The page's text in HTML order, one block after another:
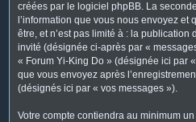
créées par le logiciel phpBB. La
l’information que vous nous envoyez et
être, et n’est pas limité à : la publication
invité (désignée ci-après par «
« Forum Yi-King Do » (désignée ici par
que vous envoyez après
(désignés ici par « vos messages »).
Votre compte contiendra au minimum